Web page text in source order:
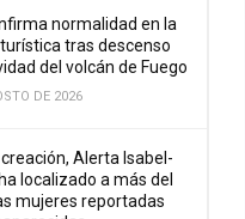
normalidad en la
tras descenso
del volcán de Fuego
DE 2026
creación, Alerta Isabel-
localizado a más del
mujeres reportadas